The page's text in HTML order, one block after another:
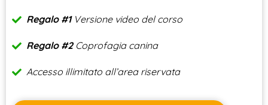
Regalo #1Versione video del corso
Regalo #2Coprofagia canina
Accesso illimitato all’area riservata